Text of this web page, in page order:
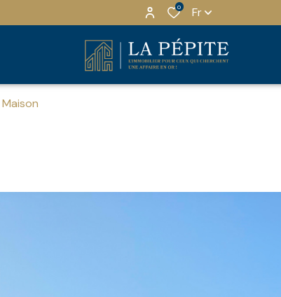
0 Fr
Maison